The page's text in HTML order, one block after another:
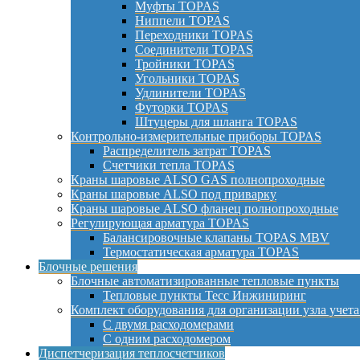
Муфты TOPAS
Ниппели TOPAS
Переходники TOPAS
Соединители TOPAS
Тройники TOPAS
Угольники TOPAS
Удлинители TOPAS
Футорки TOPAS
Штуцеры для шланга TOPAS
Контрольно-измерительные приборы TOPAS
Распределитель затрат TOPAS
Счетчики тепла TOPAS
Краны шаровые ALSO GAS полнопроходные
Краны шаровые ALSO под приварку
Краны шаровые ALSO фланец полнопроходные
Регулирующая арматура TOPAS
Балансировочные клапаны TOPAS MBV
Термостатическая арматура TOPAS
Блочные решения
Блочные автоматизированные тепловые пункты
Тепловые пункты Тесс Инжиниринг
Комплект оборудования для организации узла
С двумя расходомерами
С одним расходомером
Диспетчеризация теплосчетчиков